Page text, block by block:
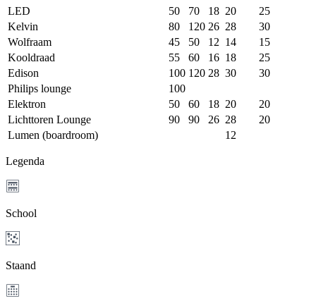
LED
50 70 18 20
25
Kelvin
80 120 26 28
30
Wolfraam
45 50 12 14
15
Kooldraad
55 60 16 18
25
Edison
100 120 28 30
30
Philips lounge
100
Elektron
50 60 18 20
20
Lichttoren Lounge
90 90 26 28
20
Lumen (boardroom)
12
Legenda
School
Staand